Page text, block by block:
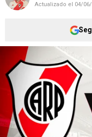
Actualizado el 04/